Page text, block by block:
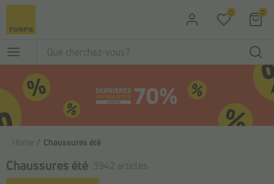
Passer au contenu principal 0 0
Home Chaussures été
Chaussures été 3942 articles